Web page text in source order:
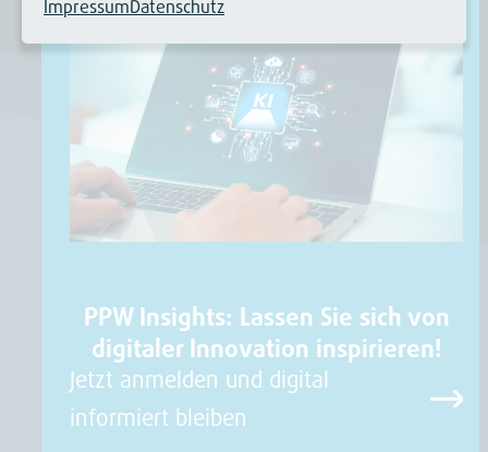
PPW Insights: Lassen Sie sich von
digitaler Innovation inspirieren!
Jetzt anmelden und digital
informiert bleiben
ImpressumDatenschutz